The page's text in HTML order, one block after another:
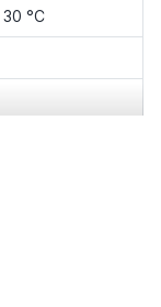
30 °C